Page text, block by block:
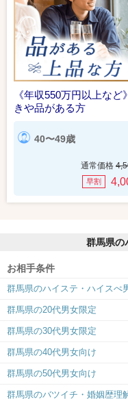
《年収550万円以上な
きや品がある方
40〜49歳
通常価格
早割
群馬県の
お相手条件
群馬県のハイステ・ハイスぺ
群馬県の20代男女限定
群馬県の30代男女限定
群馬県の40代男女向け
群馬県の50代男女向け
群馬県のバツイチ・婚姻歴理